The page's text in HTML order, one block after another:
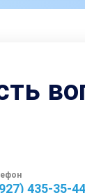
435-35-44